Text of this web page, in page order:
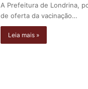
A Prefeitura de Londrina,
de oferta da vacinação…
Leia mais »